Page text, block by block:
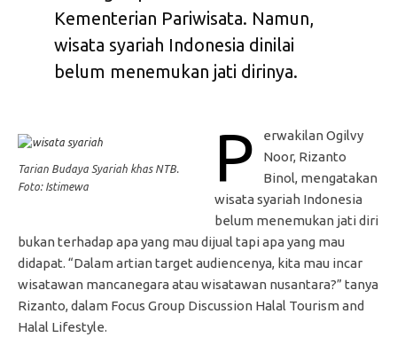
Kementerian Pariwisata. Namun,
wisata syariah Indonesia dinilai
belum menemukan jati dirinya.
Tarian Budaya Syariah khas NTB.
Foto: Istimewa
P
erwakilan Ogilvy
Noor, Rizanto
Binol, mengatakan
wisata syariah Indonesia
belum menemukan jati diri
bukan terhadap apa yang mau dijual tapi apa yang mau
didapat. “Dalam artian target audiencenya, kita mau incar
wisatawan mancanegara atau wisatawan nusantara?” tanya
Rizanto, dalam Focus Group Discussion Halal Tourism and
Halal Lifestyle.